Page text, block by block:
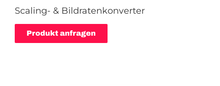
Scaling- & Bildratenkonverter
Produkt anfragen